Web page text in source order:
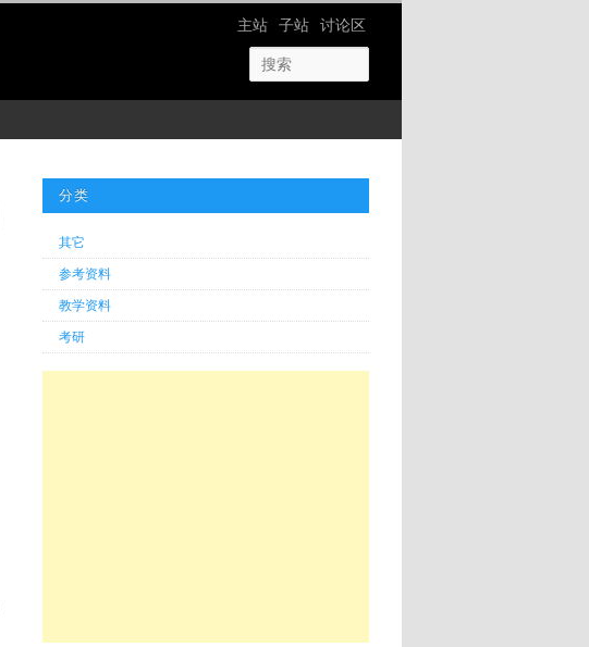
网站导航
主站 子站 讨论区
分类
其它
参考资料
教学资料
考研